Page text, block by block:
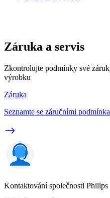
Záruka a servis
Zkontrolujte podmínky své
výrobku
Záruka
Seznamte se záručními
Kontaktování společnosti Philips